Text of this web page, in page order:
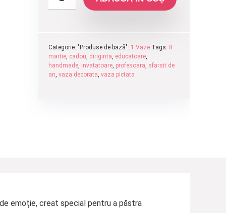
Categorie: "Produse de bază": 1.Vaze Tags: 8
martie, cadou, diriginta, educatoare,
handmade, invatatoare, profesoara, sfarsit de
an, vaza decorata, vaza pictata
emoție, creat special pentru a păstra